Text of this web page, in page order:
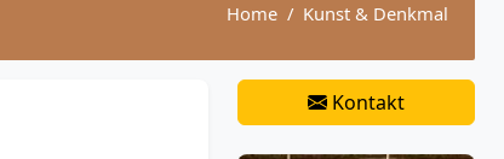
Home Kunst & Denkmal
Kontakt